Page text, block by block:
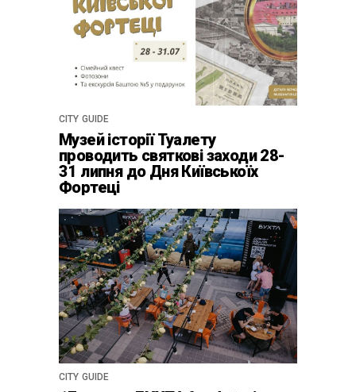
CITY GUIDE
Музей історії Туалету
проводить святкові заходи 28-
31 липня до Дня Київськоїх
Фортеці
CITY GUIDE